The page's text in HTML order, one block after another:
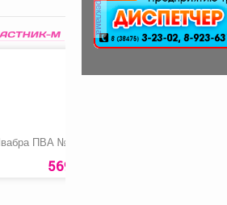
ПВА №6
569 руб.
реклама